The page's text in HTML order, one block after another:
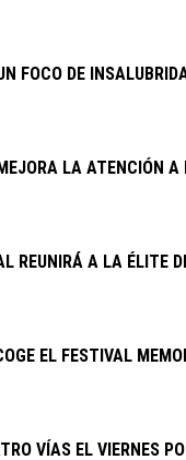
DERRIBO DE LA
DE 32 VÍAS
PARA LA
DEL
DE
FOCO DE
LA ATENCIÓN
REUNIRÁ A LA ÉLITE
EL FESTIVAL
VÍAS EL VIERNES